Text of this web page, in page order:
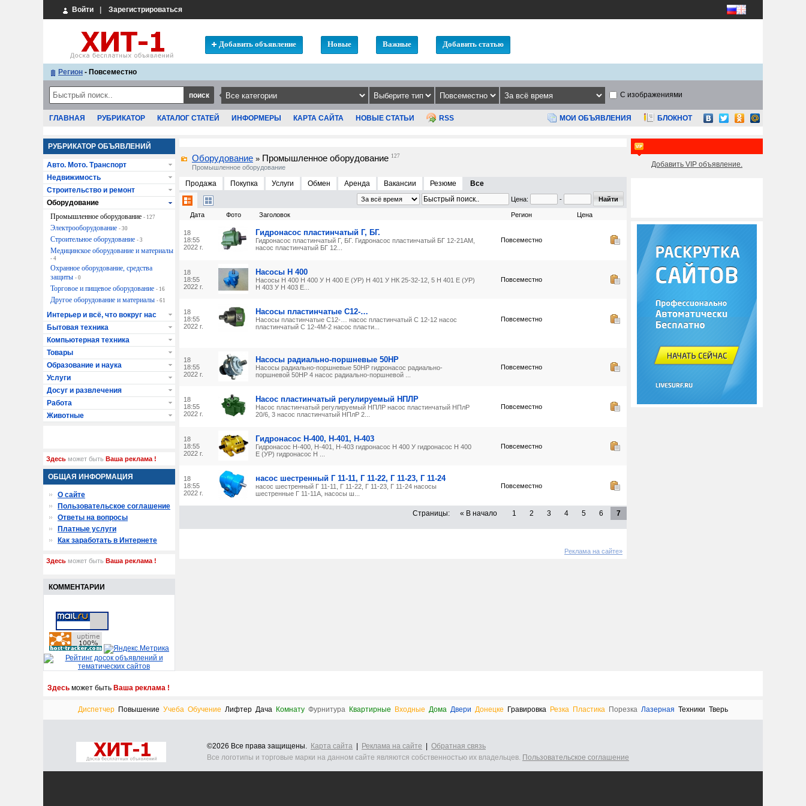
Войти Зарегистрироваться
Добавить объявление Новые Важные Добавить статью
Регион - Повсеместно
С изображениями
ГЛАВНАЯ РУБРИКАТОР КАТАЛОГ СТАТЕЙ ИНФОРМЕРЫ КАРТА САЙТА НОВЫЕ СТАТЬИ RSS МОИ ОБЪЯВЛЕНИЯ БЛОКНОТ
Оборудование » Промышленное оборудование 127
Промышленное оборудование
Продажа Покупка Услуги Обмен Аренда Вакансии Резюме Все
Цена: -
Дата Фото Заголовок Регион Цена
18
18:55
2022 г.
Гидронасос пластинчатый Г, БГ.
Гидронасос пластинчатый Г, БГ. Гидронасос пластинчатый БГ 12-21АМ,
насос пластинчатый БГ 12...
Повсеместно
18
18:55
2022 г.
Насосы Н 400
Насосы Н 400 Н 400 У Н 400 Е (УР) Н 401 У НК 25-32-12, 5 Н 401 Е (УР)
Н 403 У Н 403 Е...
Повсеместно
18
18:55
2022 г.
Насосы пластинчатые С12-…
Насосы пластинчатые С12-… насос пластинчатый С 12-12 насос
пластинчатый С 12-4М-2 насос пласти...
Повсеместно
18
18:55
2022 г.
Насосы радиально-поршневые 50НР
Насосы радиально-поршневые 50НР гидронасос радиально-
поршневой 50НР 4 насос радиально-поршневой ...
Повсеместно
18
18:55
2022 г.
Насос пластинчатый регулируемый НПЛР
Насос пластинчатый регулируемый НПЛР насос пластинчатый НПлР
20/6, 3 насос пластинчатый НПлР 2...
Повсеместно
18
18:55
2022 г.
Гидронасос Н-400, Н-401, Н-403
Гидронасос Н-400, Н-401, Н-403 гидронасос Н 400 У гидронасос Н 400
Е (УР) гидронасос Н ...
Повсеместно
18
18:55
2022 г.
насос шестренный Г 11-11, Г 11-22, Г 11-23, Г 11-24
насос шестренный Г 11-11, Г 11-22, Г 11-23, Г 11-24 насосы
шестренные Г 11-11А, насосы ш...
Повсеместно
Страницы: « В начало 1 2 3 4 5 6 7
Реклама на сайте»
РУБРИКАТОР ОБЪЯВЛЕНИЙ
Авто. Мото. Транспорт
Недвижимость
Строительство и ремонт
Оборудование
Промышленное оборудование - 127
Электрооборудование - 30
Строительное оборудование - 3
Медицинское оборудование и материалы
- 4
Охранное оборудование, средства
защиты - 0
Торговое и пищевое оборудование - 16
Другое оборудование и материалы - 61
Интерьер и всё, что вокруг нас
Бытовая техника
Компьютерная техника
Товары
Образование и наука
Услуги
Досуг и развлечения
Работа
Животные
Здесь может быть Ваша реклама !
ОБЩАЯ ИНФОРМАЦИЯ
О сайте
Пользовательское соглашение
Ответы на вопросы
Платные услуги
Как заработать в Интернете
Здесь может быть Ваша реклама !
КОММЕНТАРИИ
Добавить VIP объявление.
Здесь может быть Ваша реклама !
Диспетчер Повышение Учеба Обучение Лифтер Дача Комнату Фурнитура Квартирные Входные Дома Двери Донецке Гравировка Резка Пластика Порезка Лазерная Техники Тверь
©2026 Все права защищены. Карта сайта Реклама на сайте
Обратная связь
Все логотипы и торговые марки на данном сайте являются собственностью их владельцев. Пользовательское соглашение